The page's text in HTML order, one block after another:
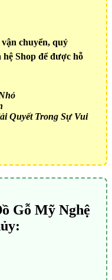
vận chuyển, quý
Shop để được hỗ
Quyết Trong Sự Vui
Gỗ Mỹ Nghệ